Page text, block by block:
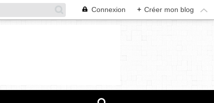
Connexion + Créer mon blog